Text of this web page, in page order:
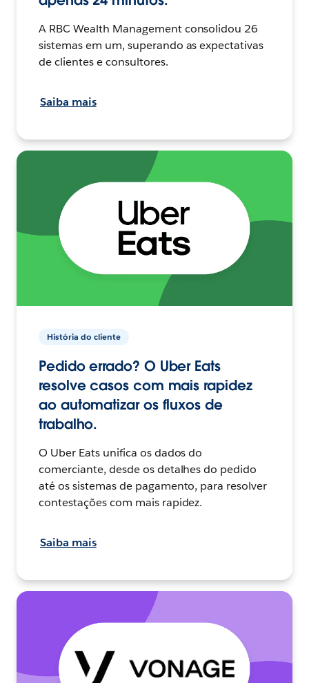
A RBC Wealth Management consolidou 26
sistemas em um, superando as expectativas
de clientes e consultores.
Saiba mais
História do cliente
Pedido errado? O Uber Eats
resolve casos com mais rapidez
ao automatizar os fluxos de
trabalho.
O Uber Eats unifica os dados do
comerciante, desde os detalhes do pedido
até os sistemas de pagamento, para resolver
contestações com mais rapidez.
Saiba mais